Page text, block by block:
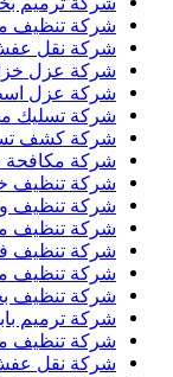
شركة تنظيف
شركة نقل
شركة عزل
شركة عزل
شركة تسليك
شركة كشف
شركة
شركة تنظيف
شركة تنظيف
شركة تنظيف
شركة تنظيف
شركة تنظيف
شركة تنظيف
شركة ترميم
شركة تنظيف
شركة نقل عفش